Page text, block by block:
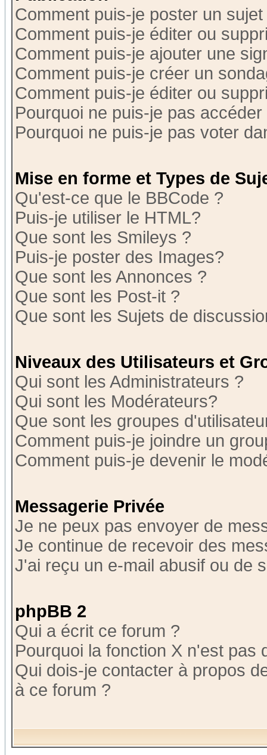
Comment puis-je poster un
Comment puis-je éditer ou
Comment puis-je ajouter une
Comment puis-je créer un
Comment puis-je éditer ou
Pourquoi ne puis-je pas
Pourquoi ne puis-je pas voter
Mise en forme et Types de
Qu'est-ce que le BBCode ?
Puis-je utiliser le HTML?
Que sont les Smileys ?
Puis-je poster des Images?
Que sont les Annonces ?
Que sont les Post-it ?
Que sont les Sujets de
Niveaux des Utilisateurs et
Qui sont les Administrateurs ?
Qui sont les Modérateurs?
Que sont les groupes
Comment puis-je joindre un
Comment puis-je devenir le
Messagerie Privée
Je ne peux pas envoyer de
Je continue de recevoir des
J'ai reçu un e-mail abusif ou de
phpBB 2
Qui a écrit ce forum ?
Pourquoi la fonction X n'est pas
Qui dois-je contacter à propos
à ce forum ?